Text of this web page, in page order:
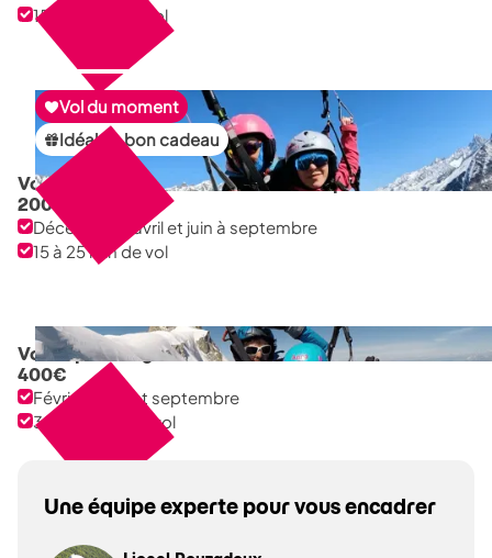
15 à 25 min de vol
Vol du moment
Idéal en bon cadeau
Vol pilotage avec une femme championne
200€
Décembre à avril et juin à septembre
15 à 25 min de vol
Vol depuis l'Aiguille du midi
400€
Février à juin et septembre
30 à 50 min de vol
Une équipeexperte pour vous encadrer